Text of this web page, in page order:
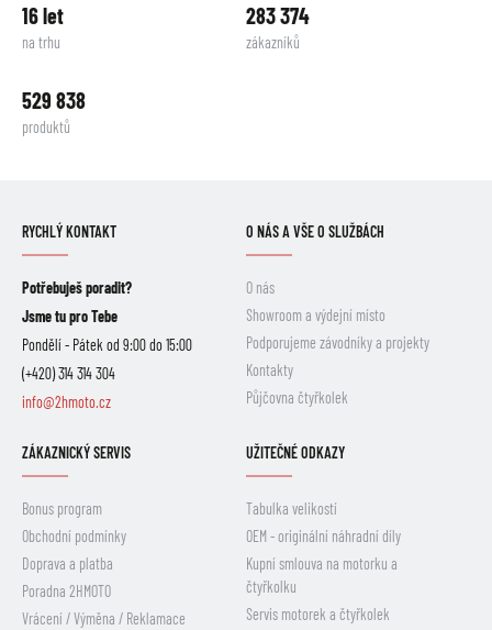
16 let
na trhu
283 374
zákazníků
529 838
produktů
RYCHLÝ KONTAKT
Potřebuješ poradit?
Jsme tu pro Tebe
Pondělí - Pátek od 9:00 do 15:00
(+420) 314 314 304
info@2hmoto.cz
O NÁS A VŠE O SLUŽBÁCH
O nás
Showroom a výdejní místo
Podporujeme závodníky a projekty
Kontakty
Půjčovna čtyřkolek
ZÁKAZNICKÝ SERVIS
Bonus program
Obchodní podmínky
Doprava a platba
Poradna 2HMOTO
Vrácení / Výměna / Reklamace
UŽITEČNÉ ODKAZY
Tabulka velikostí
OEM - originální náhradní díly
Kupní smlouva na motorku a
čtyřkolku
Servis motorek a čtyřkolek